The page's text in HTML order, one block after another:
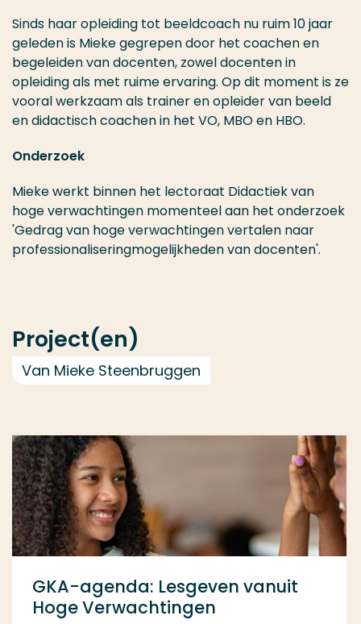
Sinds haar opleiding tot beeldcoach nu ruim 10 jaar
geleden is Mieke gegrepen door het coachen en
begeleiden van docenten, zowel docenten in
opleiding als met ruime ervaring. Op dit moment is ze
vooral werkzaam als trainer en opleider van beeld
en didactisch coachen in het VO, MBO en HBO.
Onderzoek
Mieke werkt binnen het lectoraat Didactiek van
hoge verwachtingen momenteel aan het onderzoek
'Gedrag van hoge verwachtingen vertalen naar
professionaliseringmogelijkheden van docenten'.
Project(en)
Van Mieke Steenbruggen
GKA-agenda: Lesgeven vanuit
Hoge Verwachtingen